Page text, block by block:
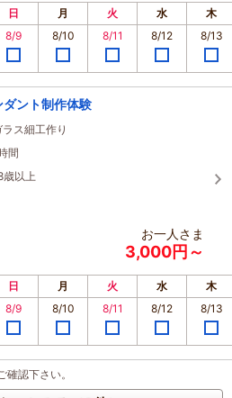
日 月 火 水
木
8/9 8/10 8/11 8/12 8/13
ダント制作体験
ラス細工作り
間
歳以上
お一人さま
3,000円～
日 月 火 水
木
8/9 8/10 8/11 8/12 8/13
認下さい。